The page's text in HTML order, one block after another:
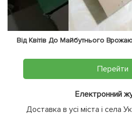
Від Квітів До Майбутнього
Перейти
Електронний
Доставка в усі міста і села